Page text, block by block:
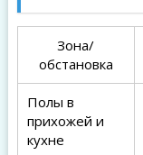
Зона/
обстановка
Полы в
прихожей и
кухне